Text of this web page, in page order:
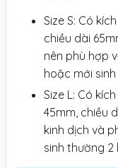
Size S: Có
chiều dài
nên phù hợp
hoặc mới
Size L: Có
45mm, chiều
kinh dịch và
sinh thường 2